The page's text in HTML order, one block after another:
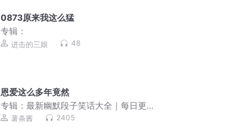
0873原来我这么猛
专辑：
进击的三娘 48
恩爱这么多年竟然
专辑： 最新幽默段子笑话大全｜每日更
新 薯条酱 2405